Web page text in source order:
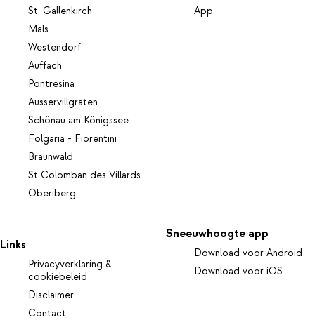
St. Gallenkirch
Mals
Westendorf
Auffach
Pontresina
Ausservillgraten
Schönau am Königssee
Folgaria - Fiorentini
Braunwald
St Colomban des Villards
Oberiberg
App
Links
Privacyverklaring &
cookiebeleid
Disclaimer
Contact
Sneeuwhoogte app
Download voor Android
Download voor iOS